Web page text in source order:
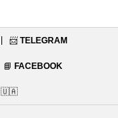
📨 TELEGRAM
📘 FACEBOOK
🇺🇦